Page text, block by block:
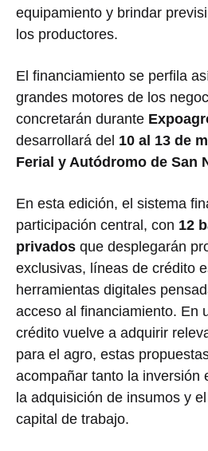
equipamiento y brindar
los productores.
El financiamiento se perfila
grandes motores de los
concretarán durante
desarrollará del 10 al 13 de
Ferial y Autódromo de San
En esta edición, el sistema
participación central, con 12
privados que desplegarán
exclusivas, líneas de crédito
herramientas digitales
acceso al financiamiento. En
crédito vuelve a adquirir
para el agro, estas
acompañar tanto la inversión
la adquisición de insumos y
capital de trabajo.